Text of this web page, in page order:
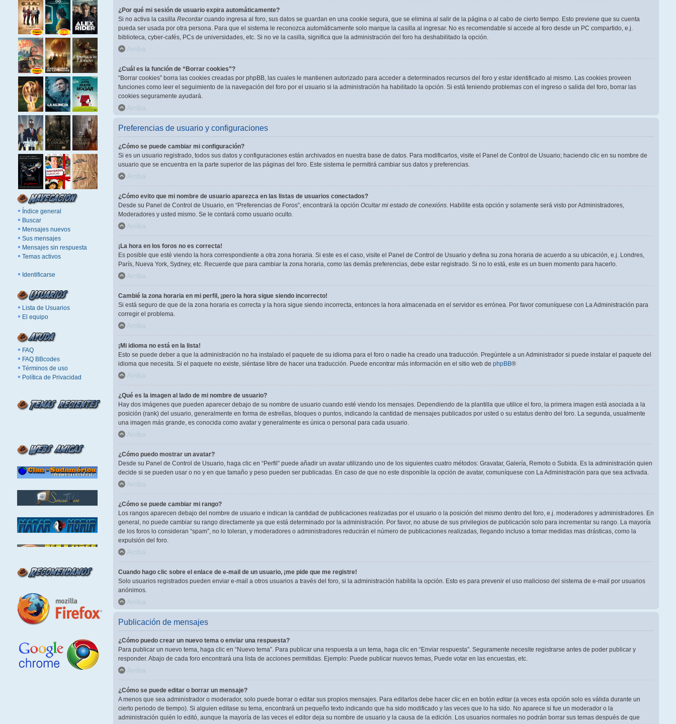
Índice general
Buscar
Mensajes nuevos
Sus mensajes
Mensajes sin respuesta
Temas activos
Identificarse
Lista de Usuarios
El equipo
FAQ
FAQ BBcodes
Términos de uso
Política de Privacidad
¿Por qué mi sesión de usuario expira automáticamente?
Si no activa la casilla Recordarcuando ingresa al foro, sus datos se guardan en una cookie segura, que se elimina al salir de la página o al cabo de cierto tiempo. Esto previene que su cuenta
pueda ser usada por otra persona. Para que el sistema le reconozca automáticamente solo marque la casilla al ingresar. No es recomendable si accede al foro desde un PC compartido, e.j.
biblioteca, cyber-cafés, PCs de universidades, etc. Si no ve la casilla, significa que la administración del foro ha deshabilitado la opción.
Arriba
¿Cuál es la función de “Borrar cookies”?
“Borrar cookies” borra las cookies creadas por phpBB, las cuales le mantienen autorizado para acceder a determinados recursos del foro y estar identificado al mismo. Las cookies proveen
funciones como leer el seguimiento de la navegación del foro por el usuario si la administración ha habilitado la opción. Si está teniendo problemas con el ingreso o salida del foro, borrar las
cookies seguramente ayudará.
Arriba
Preferencias de usuario y configuraciones
¿Cómo se puede cambiar mi configuración?
Si es un usuario registrado, todos sus datos y configuraciones están archivados en nuestra base de datos. Para modificarlos, visite el Panel de Control de Usuario; haciendo clic en su nombre de
usuario que se encuentra en la parte superior de las páginas del foro. Este sistema le permitirá cambiar sus datos y preferencias.
Arriba
¿Cómo evito que mi nombre de usuario aparezca en las listas de usuarios conectados?
Desde su Panel de Control de Usuario, en “Preferencias de Foros”, encontrará la opción Ocultar mi estado de conexións. Habilite esta opción y solamente será visto por Administradores,
Moderadores y usted mismo. Se le contará como usuario oculto.
Arriba
¡La hora en los foros no es correcta!
Es posible que esté viendo la hora correspondiente a otra zona horaria. Si este es el caso, visite el Panel de Control de Usuario y defina su zona horaria de acuerdo a su ubicación, e.j. Londres,
París, Nueva York, Sydney, etc. Recuerde que para cambiar la zona horaria, como las demás preferencias, debe estar registrado. Si no lo está, este es un buen momento para hacerlo.
Arriba
Cambié la zona horaria en mi perfil, ¡pero la hora sigue siendo incorrecto!
Si está seguro de que de la zona horaria es correcta y la hora sigue siendo incorrecta, entonces la hora almacenada en el servidor es errónea. Por favor comuníquese con La Administración para
corregir el problema.
Arriba
¡Mi idioma no está en la lista!
Esto se puede deber a que la administración no ha instalado el paquete de su idioma para el foro o nadie ha creado una traducción. Pregúntele a un Administrador si puede instalar el paquete del
idioma que necesita. Si el paquete no existe, siéntase libre de hacer una traducción. Puede encontrar más información en el sitio web de phpBB®
Arriba
¿Qué es la imagen al lado de mi nombre de usuario?
Hay dos imágenes que pueden aparecer debajo de su nombre de usuario cuando esté viendo los mensajes. Dependiendo de la plantilla que utilice el foro, la primera imagen está asociada a la
posición (rank) del usuario, generalmente en forma de estrellas, bloques o puntos, indicando la cantidad de mensajes publicados por usted o su estatus dentro del foro. La segunda, usualmente
una imagen más grande, es conocida como avatar y generalmente es única o personal para cada usuario.
Arriba
¿Cómo puedo mostrar un avatar?
Desde su Panel de Control de Usuario, haga clic en “Perfil” puede añadir un avatar utilizando uno de los siguientes cuatro métodos: Gravatar, Galería, Remoto o Subida. Es la administración quien
decide si se pueden usar o no y en que tamaño y peso pueden ser publicadas. En caso de que no este disponible la opción de avatar, comuníquese con La Administración para que sea activada.
Arriba
¿Cómo se puede cambiar mi rango?
Los rangos aparecen debajo del nombre de usuario e indican la cantidad de publicaciones realizadas por el usuario o la posición del mismo dentro del foro, e.j. moderadores y administradores. En
general, no puede cambiar su rango directamente ya que está determinado por la administración. Por favor, no abuse de sus privilegios de publicación solo para incrementar su rango. La mayoría
de los foros lo consideran “spam”, no lo toleran, y moderadores o administradores reducirán el número de publicaciones realizadas, llegando incluso a tomar medidas mas drásticas, como la
expulsión del foro.
Arriba
Cuando hago clic sobre el enlace de e-mail de un usuario, ¡me pide que me registre!
Solo usuarios registrados pueden enviar e-mail a otros usuarios a través del foro, si la administración habilita la opción. Esto es para prevenir el uso malicioso del sistema de e-mail por usuarios
anónimos.
Arriba
Publicación de mensajes
¿Cómo puedo crear un nuevo tema o enviar una respuesta?
Para publicar un nuevo tema, haga clic en “Nuevo tema”. Para publicar una respuesta a un tema, haga clic en “Enviar respuesta”. Seguramente necesite registrarse antes de poder publicar y
responder. Abajo de cada foro encontrará una lista de acciones permitidas. Ejemplo: Puede publicar nuevos temas, Puede votar en las encuestas, etc.
Arriba
¿Cómo se puede editar o borrar un mensaje?
A menos que sea administrador o moderador, solo puede borrar o editar sus propios mensajes. Para editarlos debe hacer clic en en botón editar(a veces esta opción solo es válida durante un
cierto periodo de tiempo). Si alguien editase su tema, encontrará un pequeño texto indicando que ha sido modificado y las veces que lo ha sido. No aparece si fue un moderador o la
administración quién lo editó, aunque la mayoría de las veces el editor deja su nombre de usuario y la causa de la edición. Los usuarios normales no podrán borrar sus temas después de que